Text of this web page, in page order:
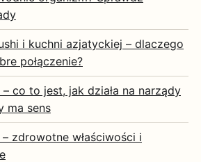
i kuchni azjatyckiej – dlaczego
połączenie?
co to jest, jak działa na narządy
ma sens
zdrowotne właściwości i